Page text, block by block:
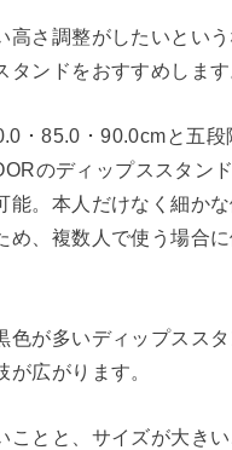
高さ調整がしたいとい
タンドをおすすめします
・85.0・90.0cmと五段
のディップススタン
能。本人だけなく細か
め、複数人で使う場合
色が多いディップスス
が広がります。
ことと、サイズが大き